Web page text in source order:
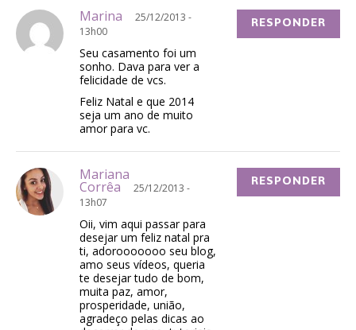
Marina
25/12/2013 -
13h00
Seu casamento foi um
sonho. Dava para ver a
felicidade de vcs.
Feliz Natal e que 2014
seja um ano de muito
amor para vc.
RESPONDER
Mariana
Corrêa
25/12/2013 -
13h07
Oii, vim aqui passar para
desejar um feliz natal pra
ti, adorooooooo seu blog,
amo seus vídeos, queria
te desejar tudo de bom,
muita paz, amor,
prosperidade, união,
agradeço pelas dicas ao
RESPONDER